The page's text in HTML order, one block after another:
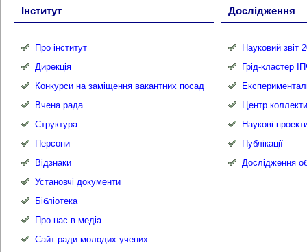
Інститут
Про інститут
Дирекція
Конкурси на заміщення вакантних посад
Вчена рада
Структура
Персони
Відзнаки
Установчі документи
Бібліотека
Про нас в медіа
Сайт ради молодих учених
Дослідження
Науковий звіт
Грід-кластер
Центр
Наукові
Публікації
Дослідження